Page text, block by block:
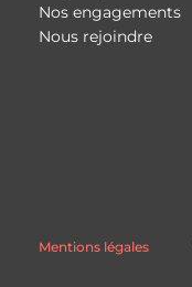
Nos engagements
Nous rejoindre
Mentions légales